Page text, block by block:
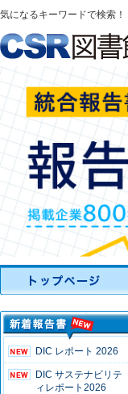
気になるキーワードで検索
DIC レポート 2026
DIC サステナビリテ
ィレポート2026